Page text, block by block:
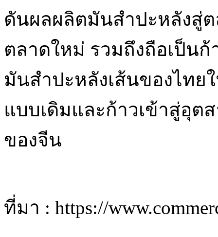
ดันผลผลิตมันสำปะหลังสู่ต
ตลาดใหม่ รวมถึงถือเป็น
มันสำปะหลังเส้นของไทย
แบบเดิมและก้าวเข้าสู่อุต
ของจีน
ที่มา : https://